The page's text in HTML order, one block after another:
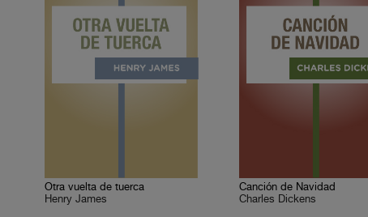
Otra vuelta de tuerca
Henry James
Canción de Navidad
Charles Dickens